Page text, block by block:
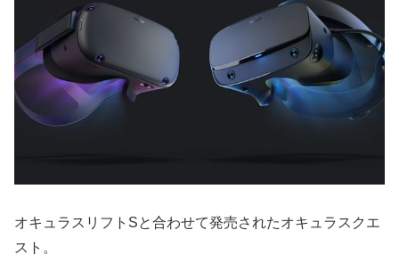
オキュラスリフトSと合わせて発売されたオキュラスクエ
スト。